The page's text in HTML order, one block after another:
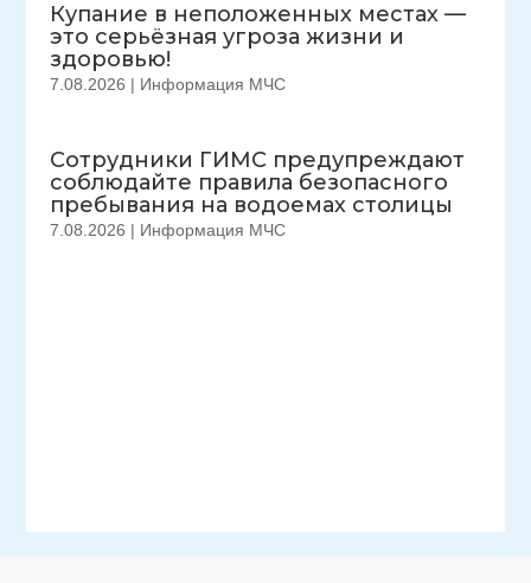
Купание в неположенных местах —
это серьёзная угроза жизни и
здоровью!
7.08.2026 | Информация МЧС
Сотрудники ГИМС предупреждают
соблюдайте правила безопасного
пребывания на водоемах столицы
7.08.2026 | Информация МЧС